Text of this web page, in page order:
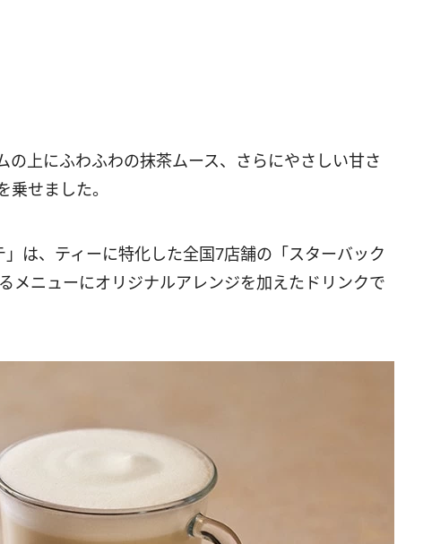
の上にふわふわの抹茶ムース、さらにやさしい甘さ
せました。
」は、ティーに特化した全国7店舗の「スターバック
メニューにオリジナルアレンジを加えたドリンクで